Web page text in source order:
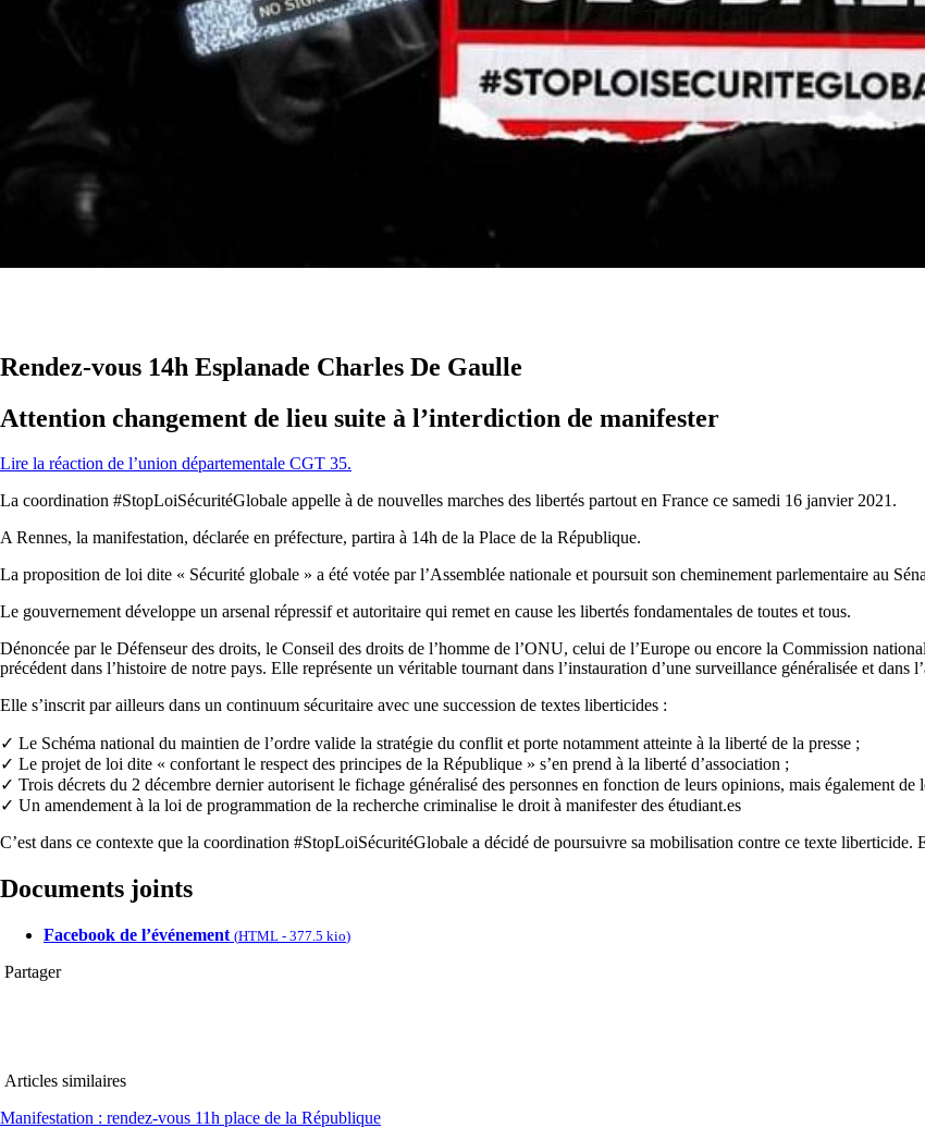
Rendez-vous 14h Esplanade Charles De Gaulle
Attention changement de lieu suite à l’interdiction de manifester
Lire la réaction de l’union départementale CGT 35.
La coordination #StopLoiSécuritéGlobale appelle à de nouvelles marches des libertés partout en France ce samedi 16 janvier 2021.
A Rennes, la manifestation, déclarée en préfecture, partira à 14h de la Place de la République.
La proposition de loi dite « Sécurité globale » a été votée par l’Assemblée nationale et poursuit son cheminement parlementaire au
Le gouvernement développe un arsenal répressif et autoritaire qui remet en cause les libertés fondamentales de toutes et tous.
Dénoncée par le Défenseur des droits, le Conseil des droits de l’homme de l’ONU, celui de l’Europe ou encore la Commission
précédent dans l’histoire de notre pays. Elle représente un véritable tournant dans l’instauration d’une surveillance généralisée et dans
Elle s’inscrit par ailleurs dans un continuum sécuritaire avec une succession de textes liberticides :
✓ Le Schéma national du maintien de l’ordre valide la stratégie du conflit et porte notamment atteinte à la liberté de la presse ;
✓ Le projet de loi dite « confortant le respect des principes de la République » s’en prend à la liberté d’association ;
✓ Trois décrets du 2 décembre dernier autorisent le fichage généralisé des personnes en fonction de leurs opinions, mais également de
✓ Un amendement à la loi de programmation de la recherche criminalise le droit à manifester des étudiant.es
C’est dans ce contexte que la coordination #StopLoiSécuritéGlobale a décidé de poursuivre sa mobilisation contre ce texte liberticide.
Documents joints
Facebook de l’événement (HTML - 377.5 kio)
Partager
Articles similaires
Manifestation : rendez-vous 11h place de la République